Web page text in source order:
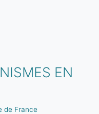
EN
de France